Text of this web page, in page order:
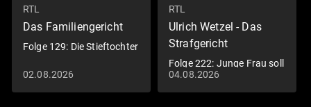
RTL
Das Familiengericht
Folge 129: Die Stieftochter
02.08.2026
RTL
Ulrich Wetzel - Das
Strafgericht
Folge 222: Junge Frau soll
Pfandleihhaus
ausgeraubt haben
04.08.2026